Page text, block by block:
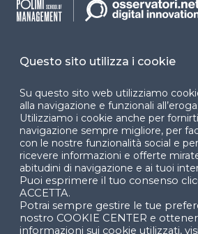
Facebook LinkedIn
© 2024 Copyright © Politecnico di
di Ingegneria Gestionale
Questo sito utilizza i cookie
Su questo sito web utilizziamo
alla navigazione e funzionali
Utilizziamo i cookie anche per
navigazione sempre migliore, per
con le nostre funzionalità social e
ricevere informazioni e offerte
abitudini di navigazione e ai tuoi
Puoi esprimere il tuo consenso
ACCETTA.
Potrai sempre gestire le tue
nostro COOKIE CENTER e
informazioni sui cookie utilizzati,